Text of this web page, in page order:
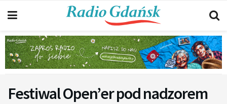
Festiwal Open’er pod nadzorem